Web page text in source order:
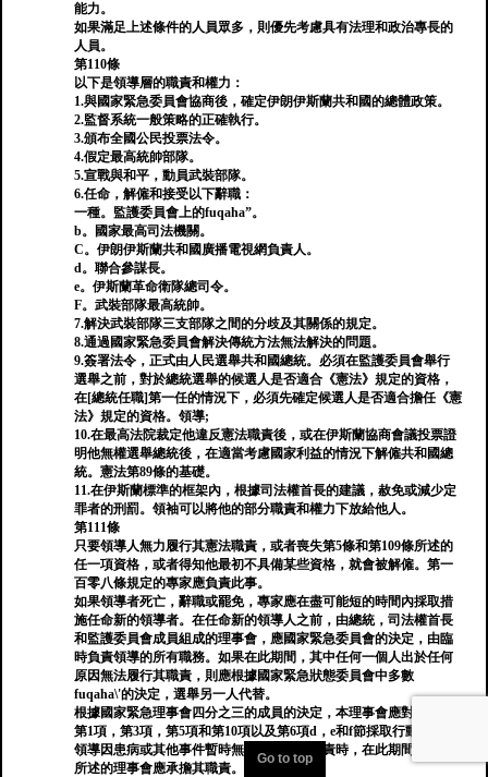
能力。
如果滿足上述條件的人員眾多，則優先考慮具有法理和政治專長的
人員。
第110條
以下是領導層的職責和權力：
1.與國家緊急委員會協商後，確定伊朗伊斯蘭共和國的總體政策。
2.監督系統一般策略的正確執行。
3.頒布全國公民投票法令。
4.假定最高統帥部隊。
5.宣戰與和平，動員武裝部隊。
6.任命，解僱和接受以下辭職：
一種。監護委員會上的fuqaha”。
b。國家最高司法機關。
C。伊朗伊斯蘭共和國廣播電視網負責人。
d。聯合參謀長。
e。伊斯蘭革命衛隊總司令。
F。武裝部隊最高統帥。
7.解決武裝部隊三支部隊之間的分歧及其關係的規定。
8.通過國家緊急委員會解決傳統方法無法解決的問題。
9.簽署法令，正式由人民選舉共和國總統。必須在監護委員會舉行
選舉之前，對於總統選舉的候選人是否適合《憲法》規定的資格，
在[總統任職]第一任的情況下，必須先確定候選人是否適合擔任《憲
法》規定的資格。領導;
10.在最高法院裁定他違反憲法職責後，或在伊斯蘭協商會議投票證
明他無權選舉總統後，在適當考慮國家利益的情況下解僱共和國總
統。憲法第89條的基礎。
11.在伊斯蘭標準的框架內，根據司法權首長的建議，赦免或減少定
罪者的刑罰。領袖可以將他的部分職責和權力下放給他人。
第111條
只要領導人無力履行其憲法職責，或者喪失第5條和第109條所述的
任一項資格，或者得知他最初不具備某些資格，就會被解僱。第一
百零八條規定的專家應負責此事。
如果領導者死亡，辭職或罷免，專家應在盡可能短的時間內採取措
施任命新的領導者。在任命新的領導人之前，由總統，司法權首長
和監護委員會成員組成的理事會，應國家緊急委員會的決定，由臨
時負責領導的所有職務。如果在此期間，其中任何一個人出於任何
原因無法履行其職責，則應根據國家緊急狀態委員會中多數
fuqaha\'的決定，選舉另一人代替。
根據國家緊急理事會四分之三的成員的決定，本理事會應對第110條
第1項，第3項，第5項和第10項以及第6項d，e和f節採取行動。
領導因患病或其他事件暫時無法履行領導職責時，在此期間，本條
所述的理事會應承擔其職責。
Go to top